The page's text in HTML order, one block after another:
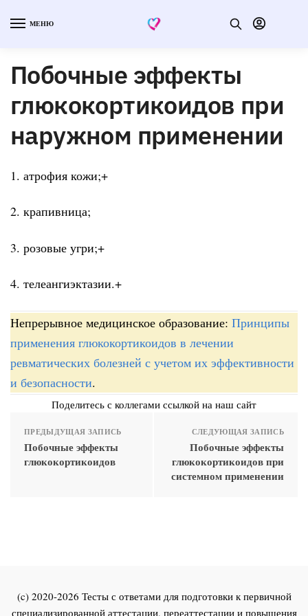
МЕНЮ
Побочные эффекты
глюкокортикоидов при
наружном применении
1. атрофия кожи;+
2. крапивница;
3. розовые угри;+
4. телеангиэктазии.+
Непрерывное медицинское образование: Принципы
применения глюкокортикоидов в лечении
ревматических болезней с учетом их эффективности
и безопасности.
Поделитесь с коллегами ссылкой на наш сайт
ПРЕДЫДУЩАЯ ЗАПИСЬ
Побочные эффекты
глюкокортикоидов
СЛЕДУЮЩАЯ ЗАПИСЬ
Побочные эффекты
глюкокортикоидов при
системном применении
(c) 2020-2026 Тесты с ответами для подготовки к первичной
специализированной аттестации, переаттестации и повышения